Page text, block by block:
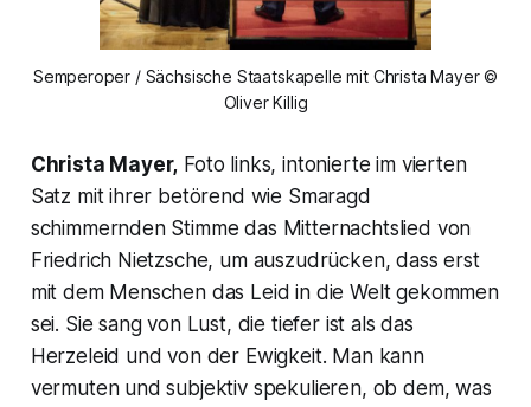
Semperoper / Sächsische Staatskapelle mit Christa Mayer ©
Oliver Killig
Christa Mayer, Foto links, intonierte im vierten
Satz mit ihrer betörend wie Smaragd
schimmernden Stimme das Mitternachtslied von
Friedrich Nietzsche, um auszudrücken, dass erst
mit dem Menschen das Leid in die Welt gekommen
sei. Sie sang von Lust, die tiefer ist als das
Herzeleid und von der Ewigkeit. Man kann
vermuten und subjektiv spekulieren, ob dem, was